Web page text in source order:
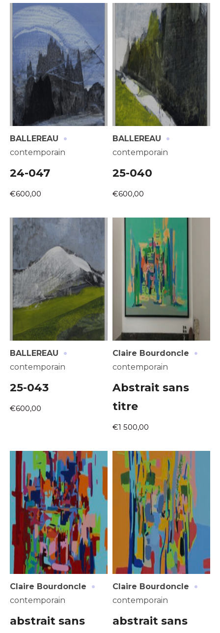
Adresse email*
Statut / Organisation
* Champ obligatoire
Adresse email*
Prénom
Statut / Organisation
J'accepte lestermes et conditions
* Champ obligatoire
BALLEREAU ·
contemporain
24-047
€600,00
BALLEREAU ·
contemporain
25-040
€600,00
BALLEREAU ·
contemporain
25-043
€600,00
Claire Bourdoncle ·
contemporain
Abstrait sans
titre
€1 500,00
Claire Bourdoncle ·
contemporain
abstrait sans
Claire Bourdoncle ·
contemporain
abstrait sans